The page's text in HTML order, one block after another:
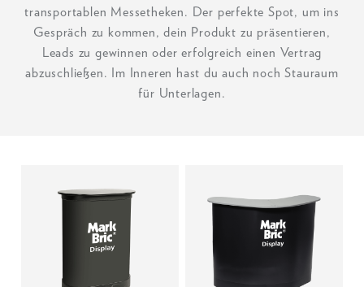
transportablen Messetheken. Der perfekte Spot, um ins
Gespräch zu kommen, dein Produkt zu präsentieren,
Leads zu gewinnen oder erfolgreich einen Vertrag
abzuschließen. Im Inneren hast du auch noch Stauraum
für Unterlagen.